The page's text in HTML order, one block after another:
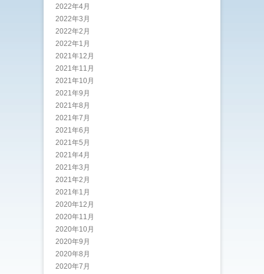
2022年4月
2022年3月
2022年2月
2022年1月
2021年12月
2021年11月
2021年10月
2021年9月
2021年8月
2021年7月
2021年6月
2021年5月
2021年4月
2021年3月
2021年2月
2021年1月
2020年12月
2020年11月
2020年10月
2020年9月
2020年8月
2020年7月